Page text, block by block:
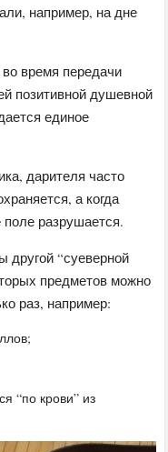
например, на дне
время передачи
позитивной душевной
единое
дарителя часто
а когда
поле разрушается.
другой “суеверной
предметов можно
раз, например:
“по крови” из